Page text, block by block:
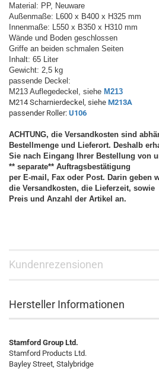
Material: PP, Neuware
Außenmaße: L600 x B400 x H325 mm
Innenmaße: L550 x B350 x H310 mm
Wände und Boden geschlossen
Griffe an beiden schmalen Seiten
Inhalt: 65 Liter
Gewicht: 2,5 kg
passende Deckel:
M213 Auflegedeckel, siehe M213
M214 Scharnierdeckel, siehe M213A
passender Roller: U106
ACHTUNG, die Versandkosten sind
Bestellmenge und Lieferort. Deshalb
Sie nach Eingang Ihrer Bestellung von
** separate** Auftragsbestätigung
per E-mail, Fax oder Post. Darin geben
die Versandkosten, die Lieferzeit, sowie
Preis und Anzahl der Artikel an.
Kundenrezensionen
Hersteller Informationen
Stamford Group Ltd.
Stamford Products Ltd.
Bayley Street, Stalybridge